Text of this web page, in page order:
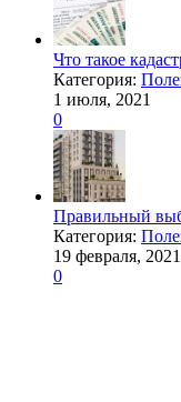
Что такое
Категория:
1 июля, 2021
0
Правильный
Категория:
19 февраля, 2021
0